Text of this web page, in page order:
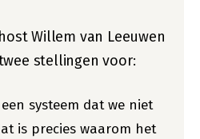
Willem van Leeuwen
stellingen voor:
systeem dat we niet
is precies waarom het